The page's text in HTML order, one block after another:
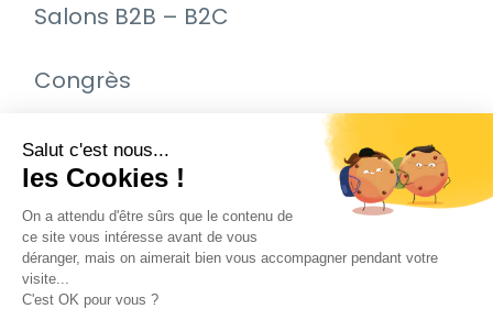
Salons B2B – B2C
Congrès
Remise de prix – Awards
Journée Portes Ouvertes (JPO)